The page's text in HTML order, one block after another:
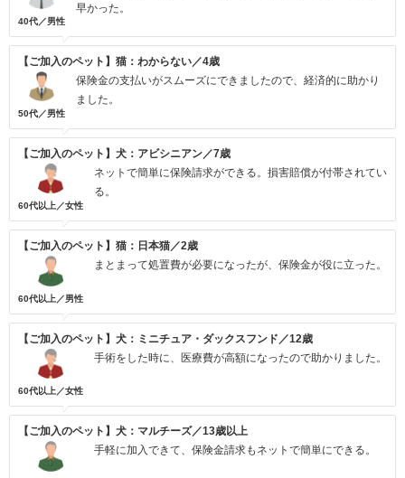
40代／男性
早かった。
【ご加入のペット】猫：わからない／4歳
50代／男性
保険金の支払いがスムーズにできましたので、経済的に助かり
ました。
【ご加入のペット】犬：アビシニアン／7歳
60代以上／女性
ネットで簡単に保険請求ができる。損害賠償が付帯されてい
る。
【ご加入のペット】猫：日本猫／2歳
60代以上／男性
まとまって処置費が必要になったが、保険金が役に立った。
【ご加入のペット】犬：ミニチュア・ダックスフンド／12歳
60代以上／女性
手術をした時に、医療費が高額になったので助かりました。
【ご加入のペット】犬：マルチーズ／13歳以上
手軽に加入できて、保険金請求もネットで簡単にできる。